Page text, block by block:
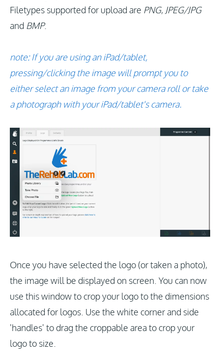
Filetypes supported for upload are PNG, JPEG/JPG
and BMP.
note: If you are using an iPad/tablet,
pressing/clicking the image will prompt you to
either select an image from your camera roll or take
a photograph with your iPad/tablet's camera.
Once you have selected the logo (or taken a photo),
the image will be displayed on screen. You can now
use this window to crop your logo to the dimensions
allocated for logos. Use the white corner and side
'handles' to drag the croppable area to crop your
logo to size.